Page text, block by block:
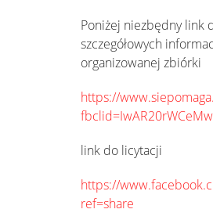
Poniżej niezbędny link
szczegółowych
organizowanej zbiórki
https://
link do licytacji
https://
ref=share